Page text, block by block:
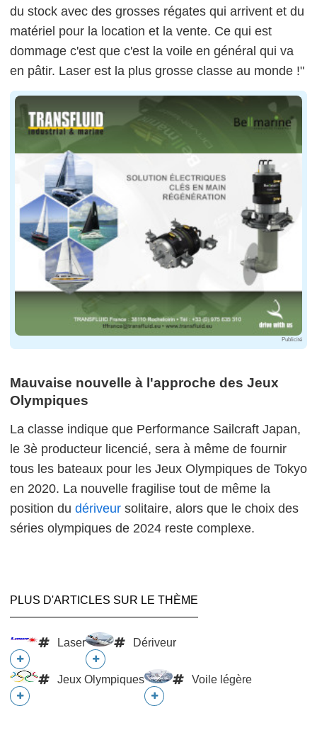
du stock avec des grosses régates qui arrivent et du
matériel pour la location et la vente. Ce qui est
dommage c'est que c'est la voile en général qui va
en pâtir. Laser est la plus grosse classe au monde !"
Publicité
Mauvaise nouvelle à l'approche des Jeux
Olympiques
La classe indique que Performance Sailcraft Japan,
le 3è producteur licencié, sera à même de fournir
tous les bateaux pour les Jeux Olympiques de Tokyo
en 2020. La nouvelle fragilise tout de même la
position du dériveur solitaire, alors que le choix des
séries olympiques de 2024 reste complexe.
PLUS D'ARTICLES SUR LE THÈME
Laser Dériveur
Jeux Olympiques Voile légère